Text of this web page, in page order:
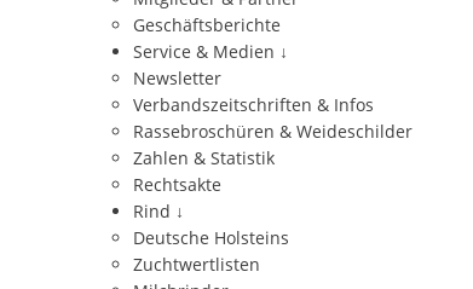
Geschäftsberichte
Service & Medien ↓
Newsletter
Verbandszeitschriften & Infos
Rassebroschüren & Weideschilder
Zahlen & Statistik
Rechtsakte
Rind ↓
Deutsche Holsteins
Zuchtwertlisten